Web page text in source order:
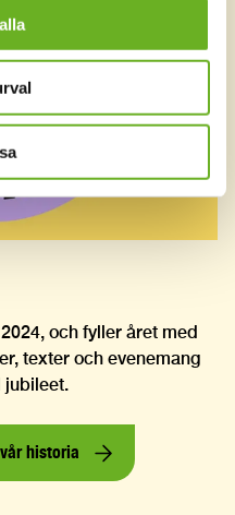
och fyller året med
texter och evenemang
jubileet.
historia